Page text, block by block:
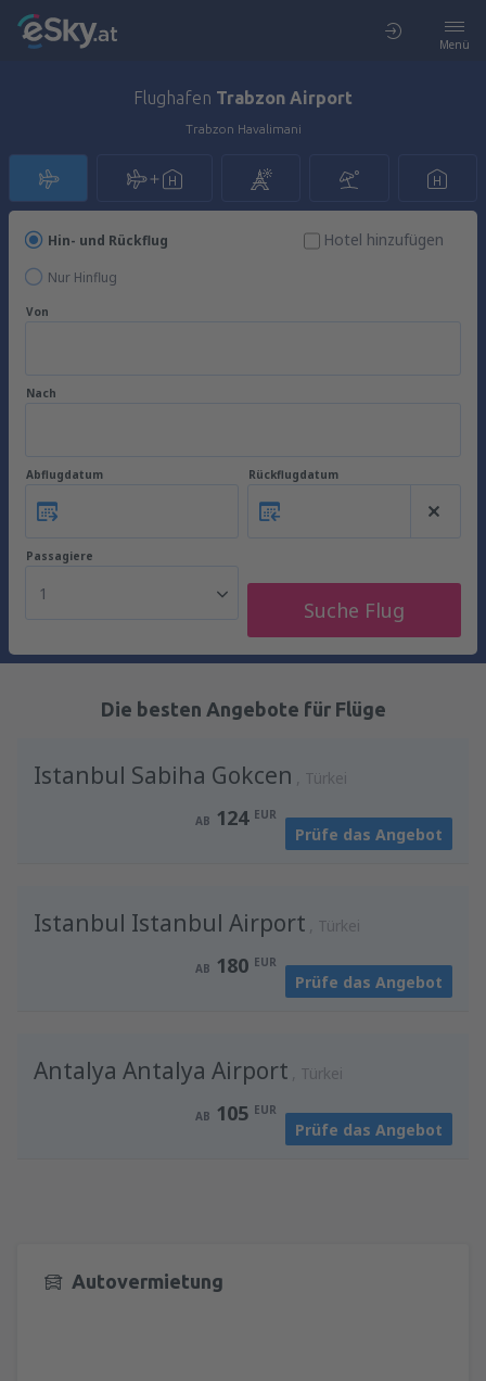
Menü
Flughafen Trabzon Airport
Trabzon Havalimani
Hin- und Rückflug
Nur Hinflug
Hotel hinzufügen
Von
Nach
Abflugdatum Rückflugdatum
Passagiere
1
Suche Flug
Die besten Angebote für Flüge
Istanbul Sabiha Gokcen Türkei
AB 124 EUR
Prüfe das Angebot
Istanbul Istanbul Airport Türkei
AB 180 EUR
Prüfe das Angebot
Antalya Antalya Airport Türkei
AB 105 EUR
Prüfe das Angebot
Autovermietung